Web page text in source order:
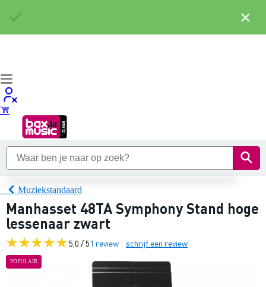
Muziekstandaard
Manhasset 48TA Symphony Stand hoge
lessenaar zwart
5,0 / 51 review schrijf een review
POPULAIR
×